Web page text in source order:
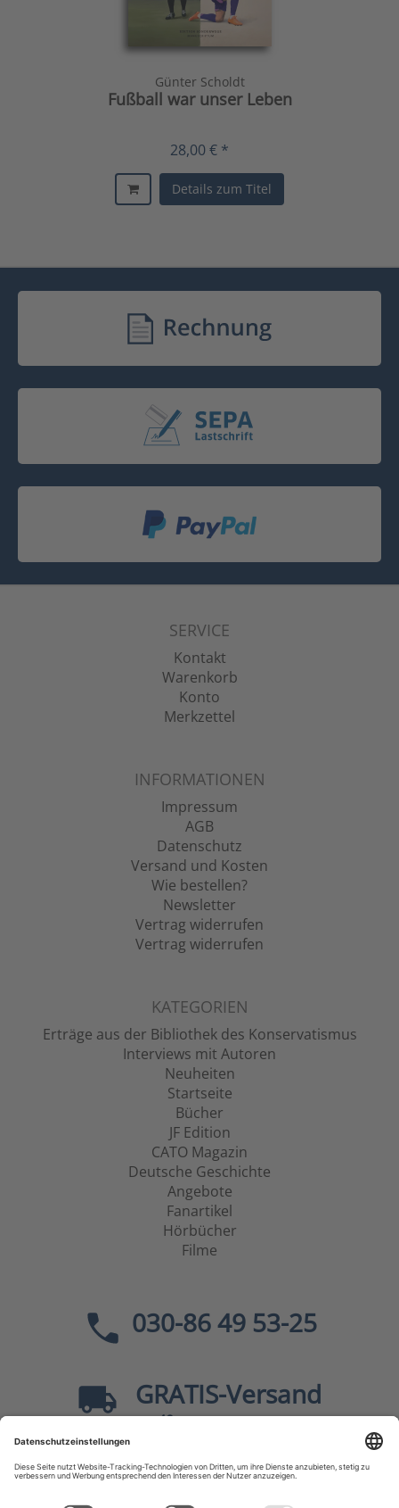
Günter Scholdt
Fußball war unser Leben
28,00 € *
Details zum Titel
SERVICE
Kontakt
Warenkorb
Konto
Merkzettel
INFORMATIONEN
Impressum
AGB
Datenschutz
Versand und Kosten
Wie bestellen?
Newsletter
Vertrag widerrufen
Vertrag widerrufen
KATEGORIEN
Erträge aus der Bibliothek des Konservatismus
Interviews mit Autoren
Neuheiten
Startseite
Bücher
JF Edition
CATO Magazin
Deutsche Geschichte
Angebote
Fanartikel
Hörbücher
Filme
030-86 49 53-25
GRATIS-Versand
40
Sicher dank SSL